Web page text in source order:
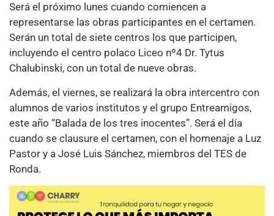
Será el próximo lunes cuando comiencen a
representarse las obras participantes en el certamen.
Serán un total de siete centros los que participen,
incluyendo el centro polaco Liceo nº4 Dr. Tytus
Chalubinski, con un total de nueve obras.
Además, el viernes, se realizará la obra intercentro con
alumnos de varios institutos y el grupo Entreamigos,
este año “Balada de los tres inocentes”. Será el día
cuando se clausure el certamen, con el homenaje a Luz
Pastor y a José Luis Sánchez, miembros del TES de
Ronda.